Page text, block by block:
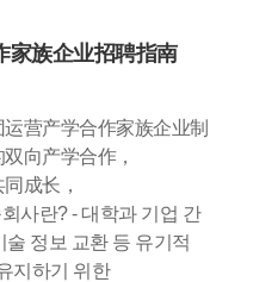
家族企业招聘指南
营产学合作家族企业制
向产学合作，
成长，
사란? - 대학과 기업 간
술 정보 교환 등 유기적
지하기 위한